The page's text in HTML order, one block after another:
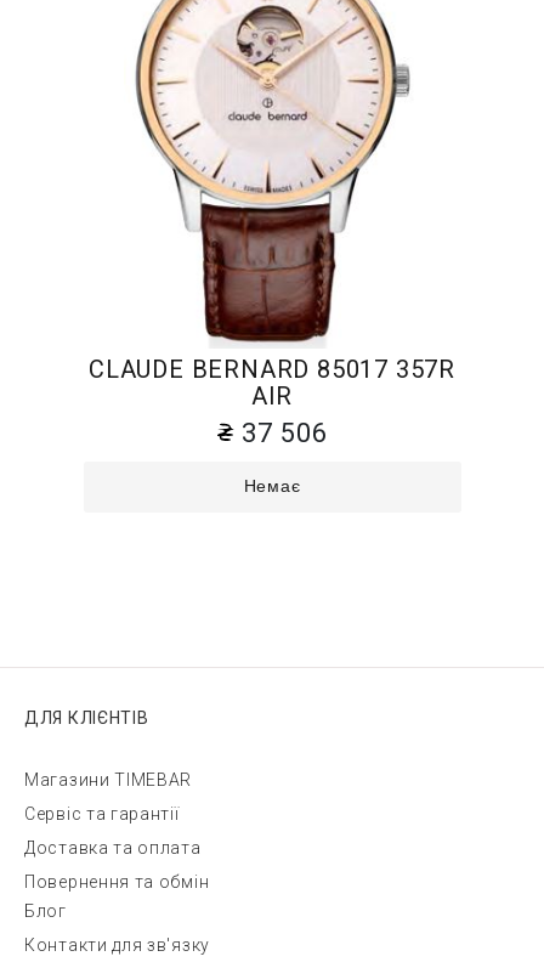
CLAUDE BERNARD 85017 357R
AIR
37 506
Немає
ДЛЯ КЛІЄНТІВ
Магазини TIMEBAR
Сервіс та гарантії
Доставка та оплата
Повернення та обмін
Блог
Контакти для зв'язку